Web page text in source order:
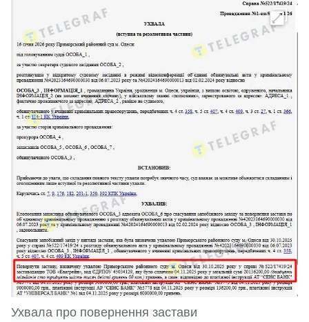
Ухвала про повернення застави